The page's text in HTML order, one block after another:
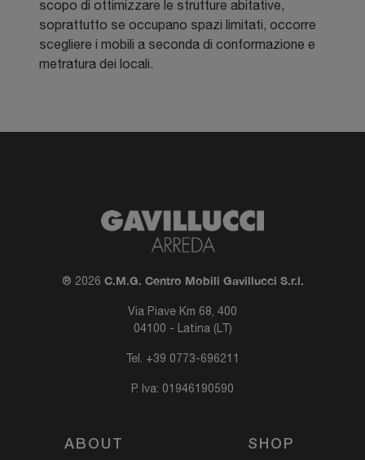
scopo di ottimizzare le strutture abitative,
soprattutto se occupano spazi limitati, occorre
scegliere i mobili a seconda di conformazione e
metratura dei locali.
® 2026 C.M.G. Centro Mobili Gavillucci S.r.l.
Via Piave Km 68, 400
04100 - Latina (LT)
Tel. +39 0773-696211
P. Iva: 01946190590
ABOUT
SHOP